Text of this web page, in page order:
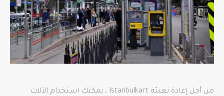
من أجل إعادة تعبئة Istanbulkart ، يمكنك استخدام الآلات